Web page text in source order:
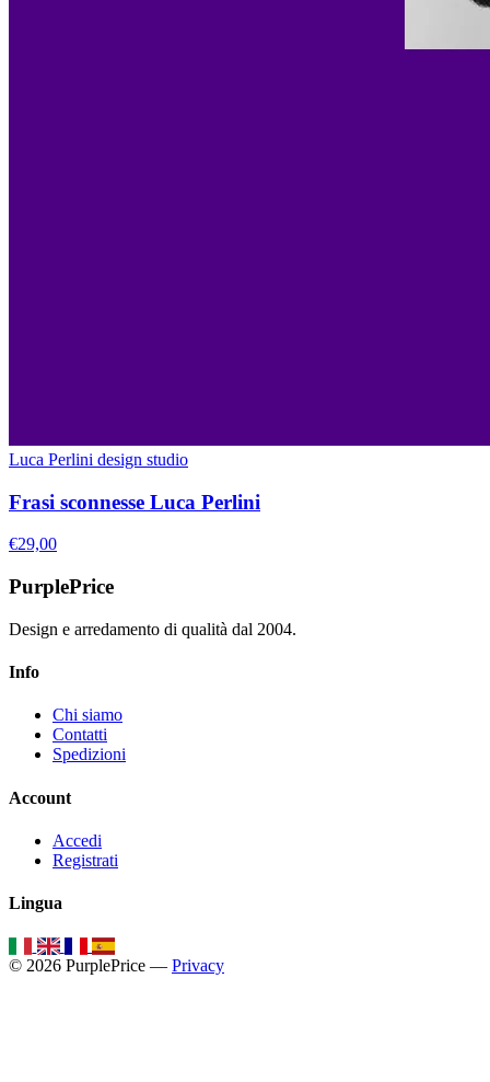
Luca Perlini design studio
Frasi sconnesse Luca Perlini
€29,00
PurplePrice
Design e arredamento di qualità dal 2004.
Info
Chi siamo
Contatti
Spedizioni
Account
Accedi
Registrati
Lingua
© 2026 PurplePrice — Privacy